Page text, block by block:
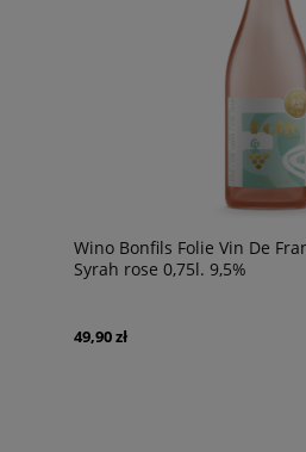
Wino Bonfils Folie Vin De
Syrah rose 0,75l. 9,5%
49,90 zł